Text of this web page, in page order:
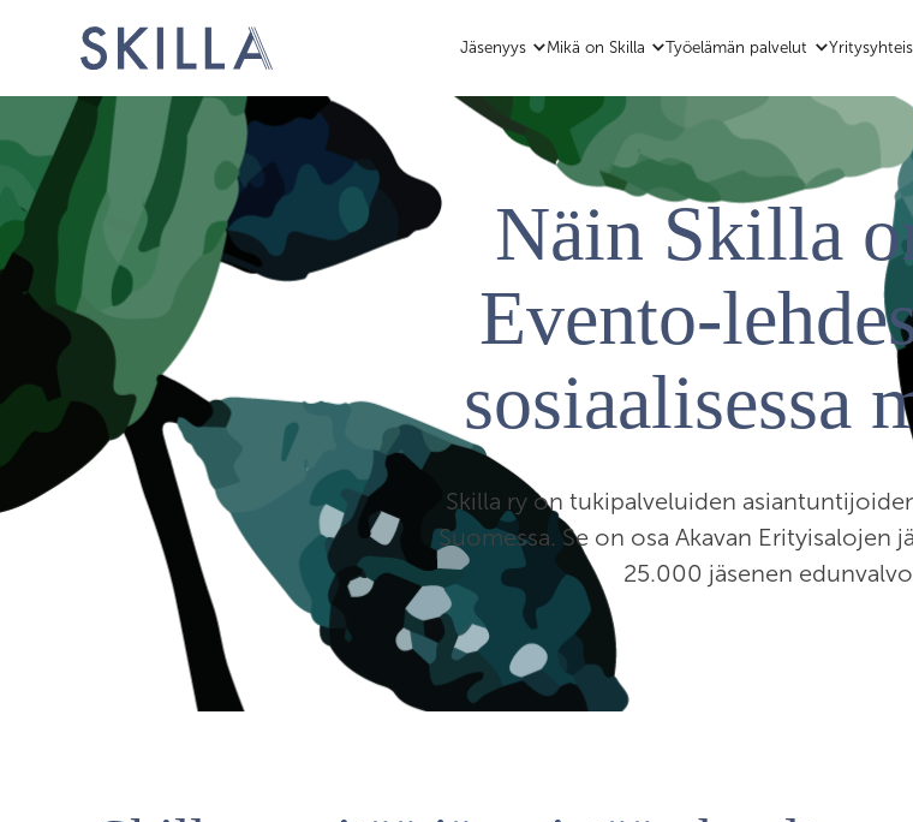
Jäsenyys Mikä on Skilla Työelämän palvelut
Näin Skilla
Evento-
sosiaalisessa
Skilla ry on tukipalveluiden
Suomessa. Se on osa Akavan Erityisalojen
25.000 jäsenen